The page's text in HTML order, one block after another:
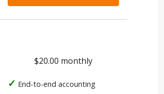
$20.00 monthly
End-to-end accounting